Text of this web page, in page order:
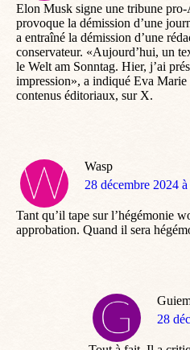
Elon Musk signe une tribune
provoque la démission d’une
a entraîné la démission d’une
conservateur. «Aujourd’hui, un
le Welt am Sonntag. Hier, j’ai
impression», a indiqué Eva Marie
contenus éditoriaux, sur X.
Wasp
dit
28 décembre 2024
Tant qu’il tape sur l’hégémonie
approbation. Quand il sera
dit
28